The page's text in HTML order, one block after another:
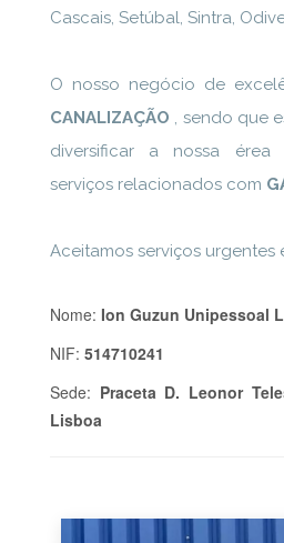
Cascais, Setúbal, Sintra,
O nosso negócio de
CANALIZAÇÃO , sendo que
diversificar a nossa
serviços relacionados com
Aceitamos serviços urgentes
Nome: Ion Guzun Unipessoal
NIF: 514710241
Sede: Praceta D. Leonor
Lisboa